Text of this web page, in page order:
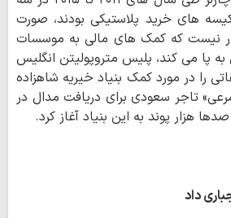
های خرید پلاستیکی بودند، صورت
نیست که کمک های مالی به موسسات
به پا می کند، پلیس متروپولیتن انگلیس
را در مورد کمک بنیاد خیریه شاهزاده
تاجر سعودی برای دریافت مدال در
هزار پوند به این بنیاد آغاز کرد.
داد